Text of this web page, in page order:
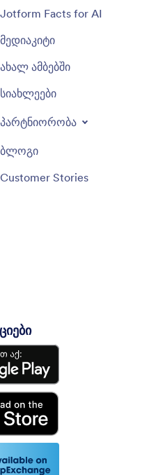
Jotform Facts for AI
მედიაკიტი
ახალ ამბებში
სიახლეები
პარტნიორობა
ბლოგი
Customer Stories